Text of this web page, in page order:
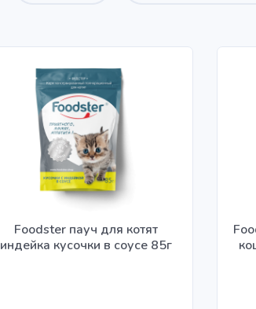
Foodster пауч для котят
индейка кусочки в соусе 85г